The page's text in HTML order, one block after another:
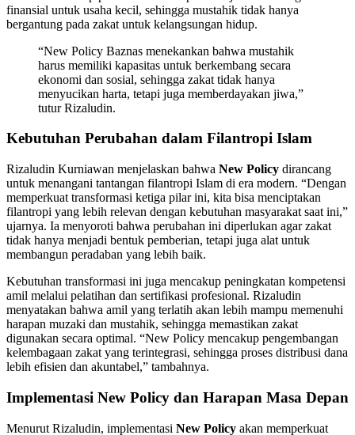
finansial untuk usaha kecil, sehingga mustahik tidak hanya
bergantung pada zakat untuk kelangsungan hidup.
“New Policy Baznas menekankan bahwa mustahik
harus memiliki kapasitas untuk berkembang secara
ekonomi dan sosial, sehingga zakat tidak hanya
menyucikan harta, tetapi juga memberdayakan jiwa,”
tutur Rizaludin.
Kebutuhan Perubahan dalam Filantropi Islam
Rizaludin Kurniawan menjelaskan bahwa New Policy dirancang
untuk menangani tantangan filantropi Islam di era modern. “Dengan
memperkuat transformasi ketiga pilar ini, kita bisa menciptakan
filantropi yang lebih relevan dengan kebutuhan masyarakat saat ini,”
ujarnya. Ia menyoroti bahwa perubahan ini diperlukan agar zakat
tidak hanya menjadi bentuk pemberian, tetapi juga alat untuk
membangun peradaban yang lebih baik.
Kebutuhan transformasi ini juga mencakup peningkatan kompetensi
amil melalui pelatihan dan sertifikasi profesional. Rizaludin
menyatakan bahwa amil yang terlatih akan lebih mampu memenuhi
harapan muzaki dan mustahik, sehingga memastikan zakat
digunakan secara optimal. “New Policy mencakup pengembangan
kelembagaan zakat yang terintegrasi, sehingga proses distribusi dana
lebih efisien dan akuntabel,” tambahnya.
Implementasi New Policy dan Harapan Masa Depan
Menurut Rizaludin, implementasi New Policy akan memperkuat